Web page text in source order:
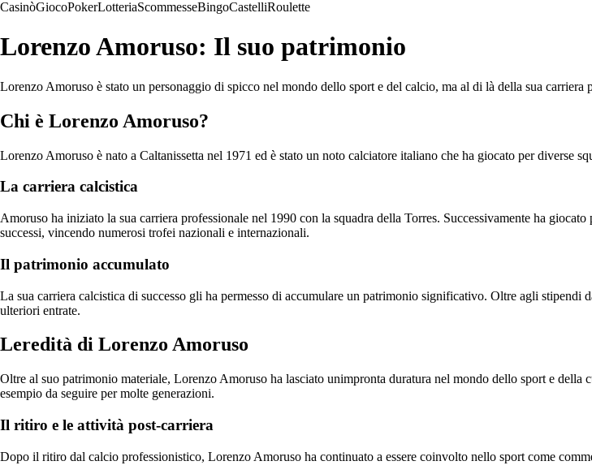
CasinòGiocoPokerLotteriaScommesseBingoCastelliRoulette
Lorenzo Amoruso: Il suo patrimonio
Lorenzo Amoruso è stato un personaggio di spicco nel mondo dello sport e del calcio, ma al di là della sua carriera
Chi è Lorenzo Amoruso?
Lorenzo Amoruso è nato a Caltanissetta nel 1971 ed è stato un noto calciatore italiano che ha giocato per diverse
La carriera calcistica
Amoruso ha iniziato la sua carriera professionale nel 1990 con la squadra della Torres. Successivamente ha
successi, vincendo numerosi trofei nazionali e internazionali.
Il patrimonio accumulato
La sua carriera calcistica di successo gli ha permesso di accumulare un patrimonio significativo. Oltre agli
ulteriori entrate.
Leredità di Lorenzo Amoruso
Oltre al suo patrimonio materiale, Lorenzo Amoruso ha lasciato unimpronta duratura nel mondo dello sport e
esempio da seguire per molte generazioni.
Il ritiro e le attività post-carriera
Dopo il ritiro dal calcio professionistico, Lorenzo Amoruso ha continuato a essere coinvolto nello sport come